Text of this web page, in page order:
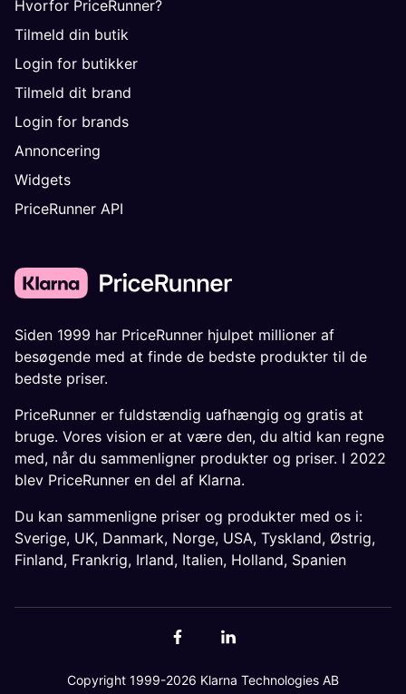
Hvorfor PriceRunner?
Tilmeld din butik
Login for butikker
Tilmeld dit brand
Login for brands
Annoncering
Widgets
PriceRunner API
Siden 1999 har PriceRunner hjulpet millioner af
besøgende med at finde de bedste produkter til de
bedste priser.
PriceRunner er fuldstændig uafhængig og gratis at
bruge. Vores vision er at være den, du altid kan regne
med, når du sammenligner produkter og priser. I 2022
blev PriceRunner en del af Klarna.
Du kan sammenligne priser og produkter med os i:
Sverige, UK, Danmark, Norge, USA, Tyskland, Østrig,
Finland, Frankrig, Irland, Italien, Holland, Spanien
Copyright 1999-2026 Klarna Technologies AB